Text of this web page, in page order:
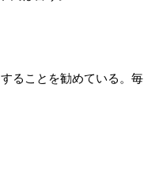
ることを勧めている。毎